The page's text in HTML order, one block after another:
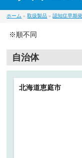
ホーム »取扱製品 »認知症早期
※順不同
自治体
北海道恵庭市